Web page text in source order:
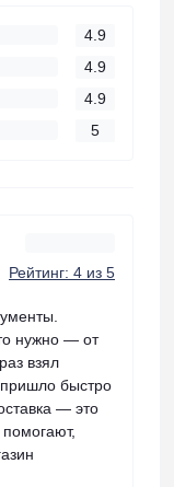
4.9
4.9
4.9
5
Рейтинг: 4 из 5
нужно — от
взял
быстро
— это